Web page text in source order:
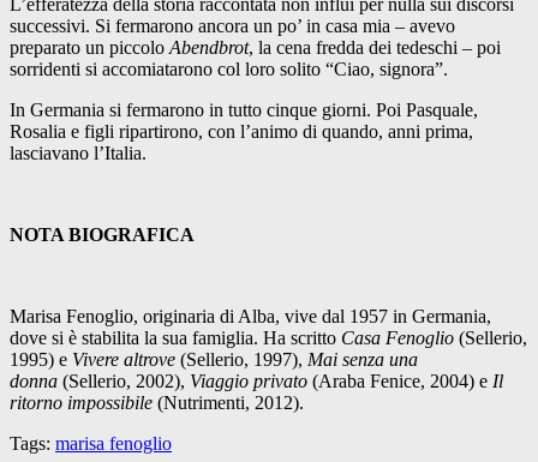
successivi. Si fermarono ancora un po’ in casa mia – avevo
preparato un piccolo Abendbrot, la cena fredda dei tedeschi – poi
sorridenti si accomiatarono col loro solito “Ciao, signora”.
In Germania si fermarono in tutto cinque giorni. Poi Pasquale,
Rosalia e figli ripartirono, con l’animo di quando, anni prima,
lasciavano l’Italia.
NOTA BIOGRAFICA
Marisa Fenoglio, originaria di Alba, vive dal 1957 in Germania,
dove si è stabilita la sua famiglia. Ha scritto Casa Fenoglio (Sellerio,
1995) e Vivere altrove (Sellerio, 1997), Mai senza una
donna (Sellerio, 2002), Viaggio privato (Araba Fenice, 2004) e Il
ritorno impossibile (Nutrimenti, 2012).
Tags: marisa fenoglio